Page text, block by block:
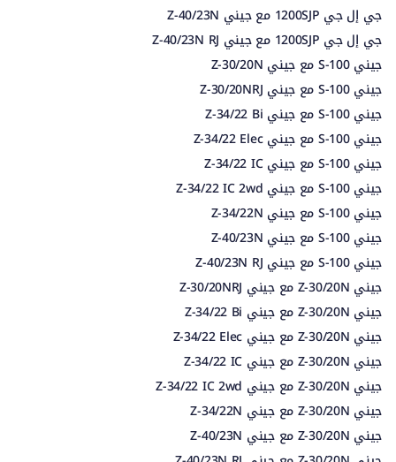
جي إل جي 1200SJP مع جيني Z-40/23N
جي إل جي 1200SJP مع جيني Z-40/23N RJ
جيني S-100 مع جيني Z-30/20N
جيني S-100 مع جيني Z-30/20NRJ
جيني S-100 مع جيني Z-34/22 Bi
جيني S-100 مع جيني Z-34/22 Elec
جيني S-100 مع جيني Z-34/22 IC
جيني S-100 مع جيني Z-34/22 IC 2wd
جيني S-100 مع جيني Z-34/22N
جيني S-100 مع جيني Z-40/23N
جيني S-100 مع جيني Z-40/23N RJ
جيني Z-30/20N مع جيني Z-30/20NRJ
جيني Z-30/20N مع جيني Z-34/22 Bi
جيني Z-30/20N مع جيني Z-34/22 Elec
جيني Z-30/20N مع جيني Z-34/22 IC
جيني Z-30/20N مع جيني Z-34/22 IC 2wd
جيني Z-30/20N مع جيني Z-34/22N
جيني Z-30/20N مع جيني Z-40/23N